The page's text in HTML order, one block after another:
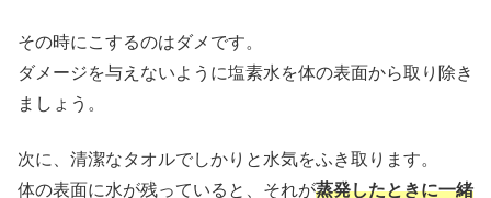
その時にこするのはダメです。
ダメージを与えないように塩素水を体の表面から取り除き
ましょう。
次に、清潔なタオルでしかりと水気をふき取ります。
体の表面に水が残っていると、それが蒸発したときに一緒